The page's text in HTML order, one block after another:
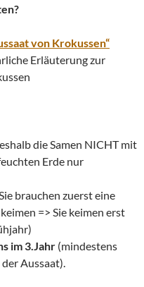
von Krokussen“
Erläuterung zur
die Samen NICHT mit
Erde nur
brauchen zuerst eine
=> Sie keimen erst
im 3.Jahr (mindestens
Aussaat).